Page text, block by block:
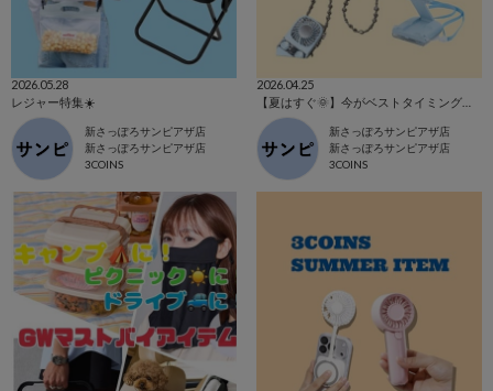
2026.05.28
レジャー特集☀️
新さっぽろサンピアザ店
新さっぽろサンピアザ店
3COINS
2026.04.25
【夏はすぐ🌞】今がベストタイミングです‼️
新さっぽろサンピアザ店
新さっぽろサンピアザ店
3COINS